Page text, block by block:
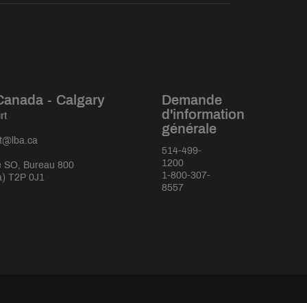
- Calgary
SO, Bureau 800
T2P 0J1
Demande
d'information
générale
514-499-
1200
1-800-307-
8557